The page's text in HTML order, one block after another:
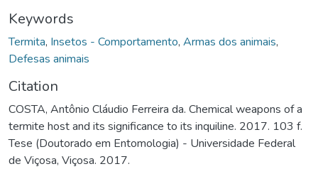
Keywords
Termita, Insetos - Comportamento, Armas dos animais,
Defesas animais
Citation
COSTA, Antônio Cláudio Ferreira da. Chemical weapons of a
termite host and its significance to its inquiline. 2017. 103 f.
Tese (Doutorado em Entomologia) - Universidade Federal
de Viçosa, Viçosa. 2017.